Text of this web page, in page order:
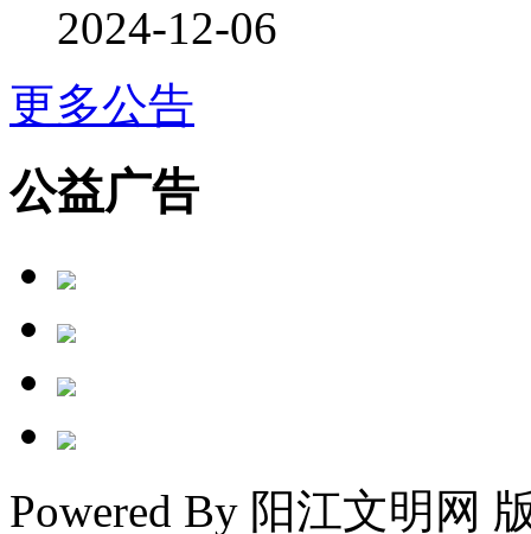
2024-12-06
更多公告
公益广告
Powered By 阳江文明网